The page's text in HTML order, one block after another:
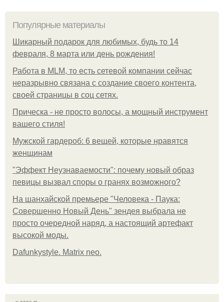
Популярные материалы
Шикарный подарок для любимых, будь то 14
февраля, 8 марта или день рождения!
Работа в MLM, то есть сетевой компании сейчас
неразрывно связана с создание своего контента,
своей страницы в соц сетях.
Прическа - не просто волосы, а мощный инструмент
вашего стиля!
Мужской гардероб: 6 вещей, которые нравятся
женщинам
"Эффект Неузнаваемости": почему новый образ
певицы вызвал споры о гранях возможного?
На шанхайской премьере "Человека - Паука:
Совершенно Новый День" зендея выбрала не
просто очередной наряд, а настоящий артефакт
высокой моды.
Dafunkystyle. Matrix neo.